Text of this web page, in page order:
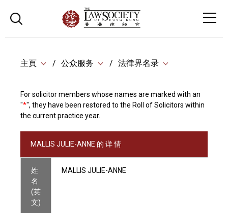
主頁 公众服务 法律界名录
For solicitor members whose names are marked with an
"*", they have been restored to the Roll of Solicitors within
the current practice year.
MALLIS JULIE-ANNE 的 详 情
姓
名
(英
文)
MALLIS JULIE-ANNE